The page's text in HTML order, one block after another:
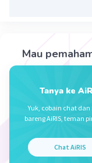
Mau
Tanya ke
Yuk, cobain chat dan
bareng AiRIS, teman
Chat AiRIS